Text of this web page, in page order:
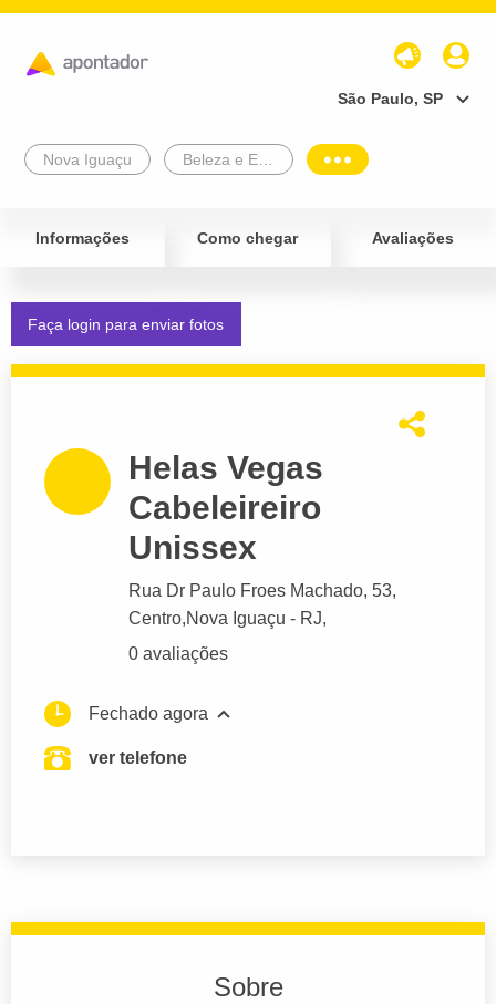
São Paulo, SP
Nova Iguaçu
Informações Como chegar Avaliações
Faça login para enviar fotos
Helas Vegas
Cabeleireiro
Unissex
Rua Dr Paulo Froes Machado, 53,
Centro,Nova Iguaçu - RJ,
0 avaliações
Fechado agora
ver telefone
Sobre